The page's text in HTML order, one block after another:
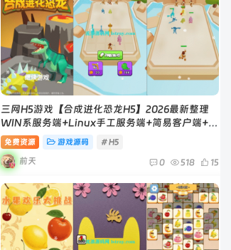
三网H5游戏【合成进化恐龙H5】2026最新整理
WIN系服务端+Linux手工服务端+简易客户端+教
程
免费资源 游戏源码 # H5
前天 0 518 15